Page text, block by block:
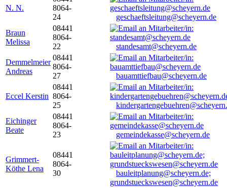
N. N.
8064-
24
geschaeftsleitung@scheyern.de
Braun
Melissa
08441
8064-
22
standesamt@scheyern.de
Demmelmeier
Andreas
08441
8064-
27
bauamttiefbau@scheyern.de
Eccel Kerstin
08441
8064-
25
Eichinger
Beate
08441
8064-
23
gemeindekasse@scheyern.de
Grimmert-
Köthe Lena
08441
8064-
30
bauleitplanung@scheyern.de;
grundstueckswesen@scheyern.de